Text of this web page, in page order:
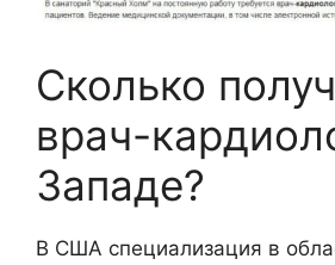
Сколько
врач-
Западе?
В США специализация в